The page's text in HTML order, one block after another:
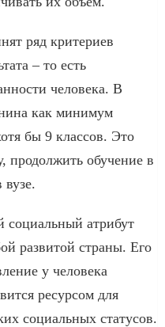
ряд критериев
– то есть
человека. В
как минимум
бы 9 классов. Это
продолжить обучение в
социальный атрибут
развитой страны. Его
у человека
ресурсом для
социальных статусов.